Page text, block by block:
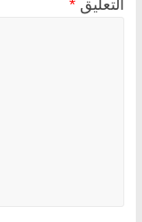
التعليق *